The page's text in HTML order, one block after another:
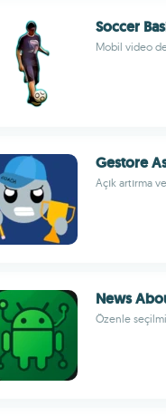
Soccer
Mobil video
Gestore
Açık artırma
News
Özenle